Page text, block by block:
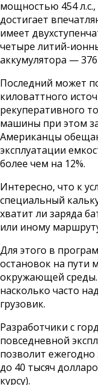
мощностью 454
достигает
имеет
четыре литий-
аккумулятора —
Последний может
киловаттного
рекуперативного
машины при этом
Американцы
эксплуатации
более чем на 12%.
Интересно, что к
специальный
хватит ли заряда
или иному
Для этого в
остановок на пути
окружающей среды.
насколько часто
грузовик.
Разработчики с
повседневной
позволит
до 40 тысяч
курсу).